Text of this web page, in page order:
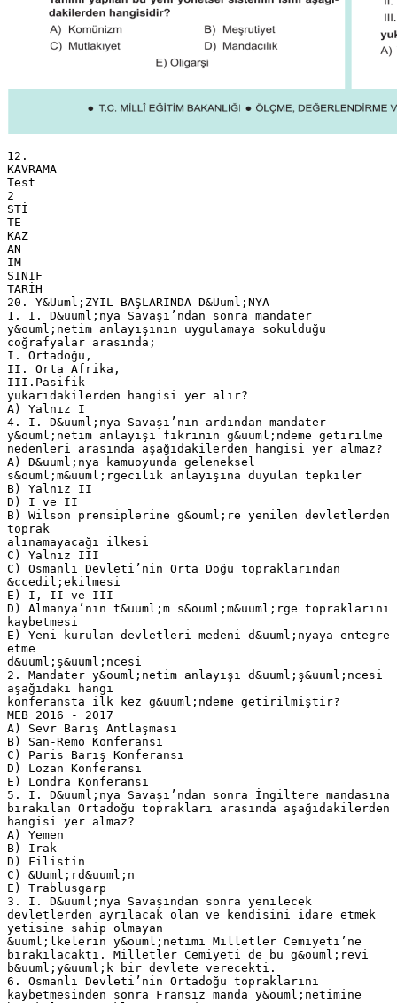
12.
KAVRAMA
Test
2
STİ
TE
KAZ
AN
IM
SINIF
TARİH
20. Y&Uuml;ZYIL BAŞLARINDA D&Uuml;NYA
1. I. D&uuml;nya Savaşı’ndan sonra mandater
y&ouml;netim anlayışının uygulamaya sokulduğu
coğrafyalar arasında;
I. Ortadoğu,
II. Orta Afrika,
III.Pasifik
yukarıdakilerden hangisi yer alır?
A) Yalnız I
4. I. D&uuml;nya Savaşı’nın ardından mandater
y&ouml;netim anlayışı fikrinin g&uuml;ndeme getirilme
nedenleri arasında aşağıdakilerden hangisi yer almaz?
A) D&uuml;nya kamuoyunda geleneksel
s&ouml;m&uuml;rgecilik anlayışına duyulan tepkiler
B) Yalnız II
D) I ve II
B) Wilson prensiplerine g&ouml;re yenilen devletlerden
toprak
alınamayacağı ilkesi
C) Yalnız III
C) Osmanlı Devleti’nin Orta Doğu topraklarından
&ccedil;ekilmesi
E) I, II ve III
D) Almanya’nın t&uuml;m s&ouml;m&uuml;rge topraklarını
kaybetmesi
E) Yeni kurulan devletleri medeni d&uuml;nyaya entegre
etme
d&uuml;ş&uuml;ncesi
2. Mandater y&ouml;netim anlayışı d&uuml;ş&uuml;ncesi
aşağıdaki hangi
konferansta ilk kez g&uuml;ndeme getirilmiştir?
MEB 2016 - 2017
A) Sevr Barış Antlaşması
B) San-Remo Konferansı
C) Paris Barış Konferansı
D) Lozan Konferansı
E) Londra Konferansı
5. I. D&uuml;nya Savaşı’ndan sonra İngiltere mandasına
bırakılan Ortadoğu toprakları arasında aşağıdakilerden
hangisi yer almaz?
A) Yemen
B) Irak
D) Filistin
C) &Uuml;rd&uuml;n
E) Trablusgarp
3. I. D&uuml;nya Savaşından sonra yenilecek
devletlerden ayrılacak olan ve kendisini idare etmek
yetisine sahip olmayan
&uuml;lkelerin y&ouml;netimi Milletler Cemiyeti’ne
bırakılacaktı. Milletler Cemiyeti de bu g&ouml;revi
b&uuml;y&uuml;k bir devlete verecekti.
6. Osmanlı Devleti’nin Ortadoğu topraklarını
kaybetmesinden sonra Fransız manda y&ouml;netimine